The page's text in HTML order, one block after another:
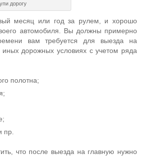
дорогу
месяц или год за рулем, и хорошо
автомобиля. Вы должны примерно
вам требуется для выезда на
иных дорожных условиях с учетом ряда
полотна;
пр.
что после выезда на главную нужно